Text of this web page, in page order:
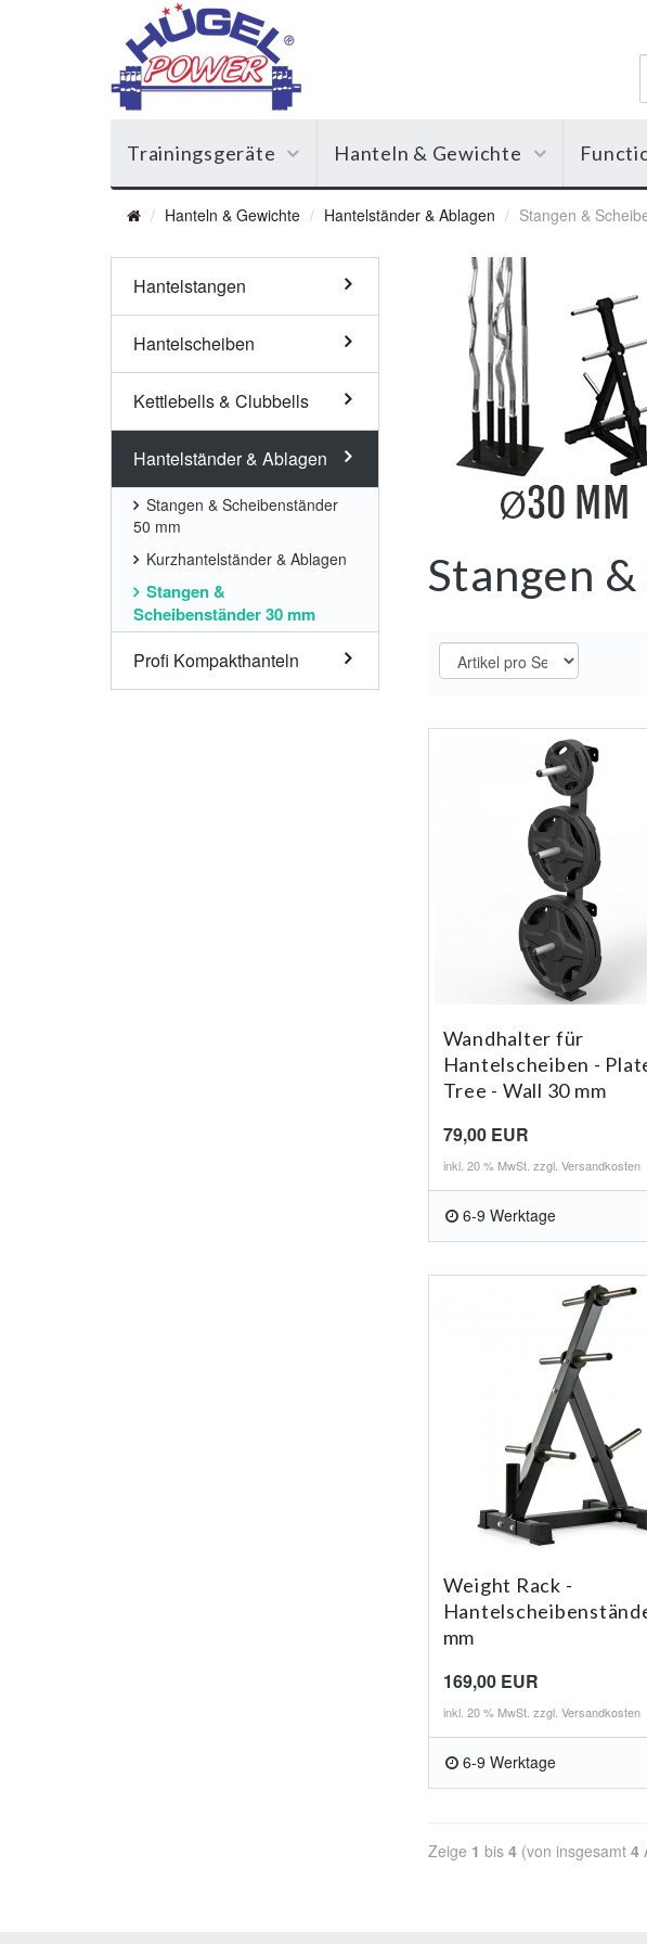
Trainingsgeräte Hanteln & Gewichte
Hanteln & Gewichte Hantelständer & Ablagen Stangen &
Hantelstangen
Hantelscheiben
Kettlebells & Clubbells
Hantelständer & Ablagen
Stangen & Scheibenständer
50 mm
Kurzhantelständer & Ablagen
Stangen &
Scheibenständer 30 mm
Profi Kompakthanteln
Stangen
Wandhalter für
Hantelscheiben -
Tree - Wall 30 mm
79,00 EUR
inkl. 20 % MwSt. zzgl. Versandkosten
6-9 Werktage
Weight Rack -
mm
169,00 EUR
inkl. 20 % MwSt. zzgl. Versandkosten
6-9 Werktage
Zeige 1 bis 4(von insgesamt 4